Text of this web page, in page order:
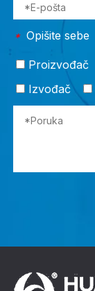
* Opišite sebe
Proizvođač
Izvođač